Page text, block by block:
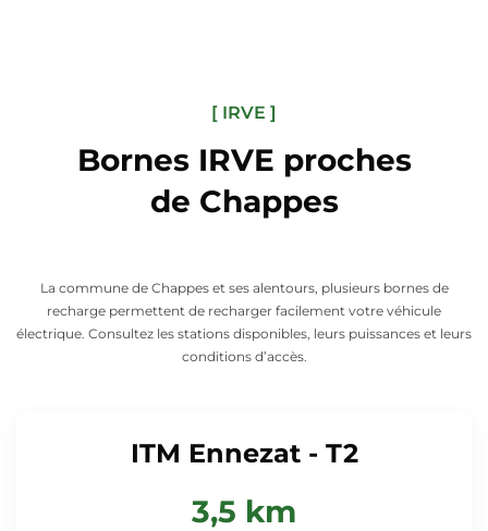
[ IRVE ]
Bornes IRVE proches
de Chappes
La commune de Chappes et ses alentours, plusieurs bornes de
recharge permettent de recharger facilement votre véhicule
électrique. Consultez les stations disponibles, leurs puissances et leurs
conditions d’accès.
ITM Ennezat - T2
3,5 km